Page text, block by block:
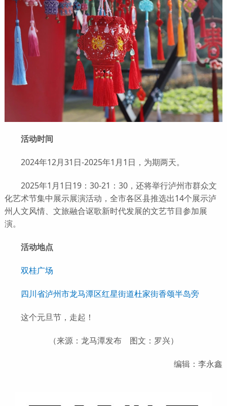
活动‍时间
2024年12月31日-2025年1月1日，为期两天。
2025年1月1日19：30-21：30，还将举行泸州市群众文
化艺术节集中展示展演活动，全市各区县推选出14个展示泸
州人文风情、文旅融合讴歌新时代发展的文艺节目参加展
演。
活动地点
双桂广场
四川省泸州市龙马潭区红星街道杜家街香颂半岛旁
这个元旦节，走起！
（来源：龙马潭发布 图文：罗兴）
编辑：李永鑫